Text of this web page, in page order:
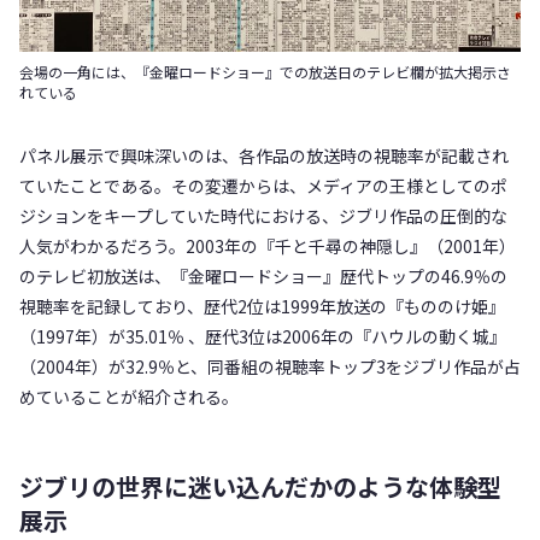
会場の一角には、『金曜ロードショー』での放送日のテレビ欄が拡大掲示さ
れている
パネル展示で興味深いのは、各作品の放送時の視聴率が記載され
ていたことである。その変遷からは、メディアの王様としてのポ
ジションをキープしていた時代における、ジブリ作品の圧倒的な
人気がわかるだろう。2003年の『千と千尋の神隠し』（2001年）
のテレビ初放送は、『金曜ロードショー』歴代トップの46.9％の
視聴率を記録しており、歴代2位は1999年放送の『もののけ姫』
（1997年）が35.01％ 、歴代3位は2006年の『ハウルの動く城』
（2004年）が32.9％と、同番組の視聴率トップ3をジブリ作品が占
めていることが紹介される。
ジブリの世界に迷い込んだかのような体験型
展示